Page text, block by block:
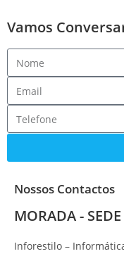
Vamos
Nossos Contactos
MORADA - SEDE
Inforestilo –